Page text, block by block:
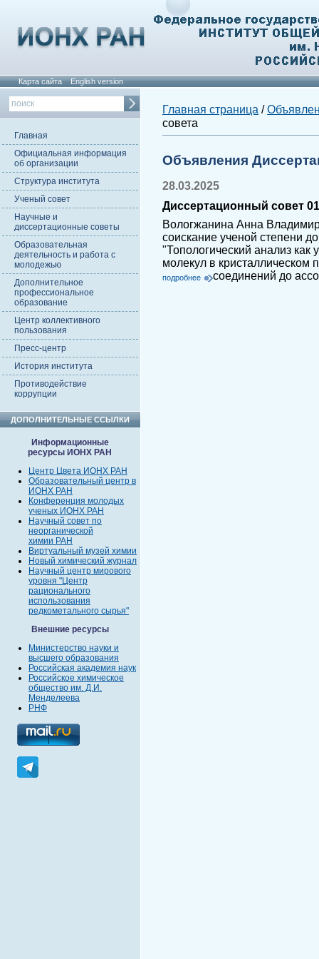
Карта сайта English version
Главная
Официальная информация
об организации
Структура института
Ученый совет
Научные и
диссертационные советы
Образовательная
деятельность и работа с
молодежью
Дополнительное
профессиональное
образование
Центр коллективного
пользования
Пресс-центр
История института
Противодействие
коррупции
ДОПОЛНИТЕЛЬНЫЕ ССЫЛКИ
Информационные
ресурсы ИОНХ РАН
Центр Цвета ИОНХ РАН
Образовательный центр в
ИОНХ РАН
Конференция молодых
ученых ИОНХ РАН
Научный совет по
неорганической
химии РАН
Виртуальный музей химии
Новый химический журнал
Научный центр мирового
уровня "Центр
рационального
использования
редкометального сырья"
Внешние ресурсы
Министерство науки и
высшего образования
Российская академия наук
Российское химическое
общество им. Д.И.
Менделеева
РНФ
Главная страница /
совета
Объявления
28.03.2025
Диссертационный совет
Вологжанина Анна
соискание ученой степени
"Топологический анализ
молекул в кристаллическом
соединений до
подробнее